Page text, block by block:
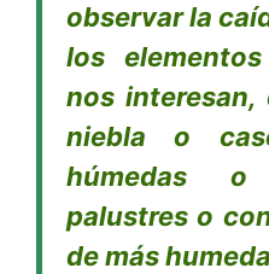
observar la
los
nos interesan,
niebla o
húmedas
palustres o
de más